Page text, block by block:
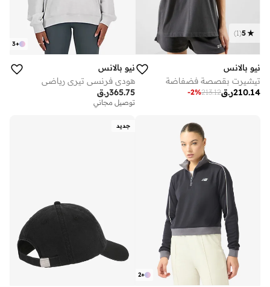
5
(
1
)
نيو بالانس
تيشيرت بقصصة فضفاضة
ر.ق210.14
213.12
-2%
+
3
نيو بالانس
هودي فرنسي تيري رياضي
ر.ق365.75
توصيل مجاني
+
2
جديد